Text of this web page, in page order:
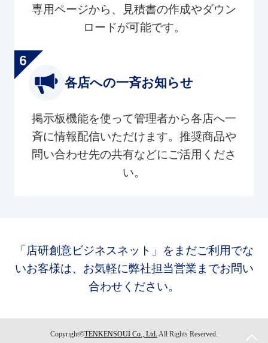
専用ページから、見積書の作成やダウン
ロードが可能です。
各店への一斉お知らせ
掲示板機能を使って管理者から各店へ一
斉に情報配信いただけます。推奨商品や
問い合わせ先の共有などにご活用くださ
い。
「店研創意ビジネスネット」をまだご利用でな
いお客様は、お気軽に弊社担当営業までお問い
合わせください。
Copyright©TENKENSOUI Co., Ltd. All Rights Reserved.